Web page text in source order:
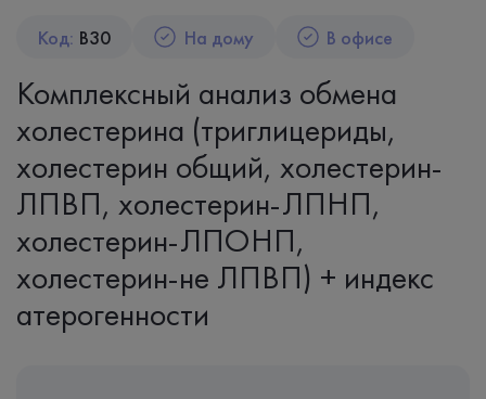
Код: B30 На дому В офисе
Комплексный анализ обмена
холестерина (триглицериды,
холестерин общий, холестерин-
ЛПВП, холестерин-ЛПНП,
холестерин-ЛПОНП,
холестерин-не ЛПВП) + индекс
атерогенности